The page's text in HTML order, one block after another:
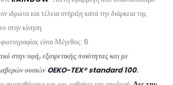
ιδρώτα και τέλεια στήριξη κατά την διάρκεια της
στην κίνηση.
είναι Μέγεθος: 6
στην υφή, εξαιρετικής ποιότητας και με
ουσιών OEKO-TEX® standard 100.